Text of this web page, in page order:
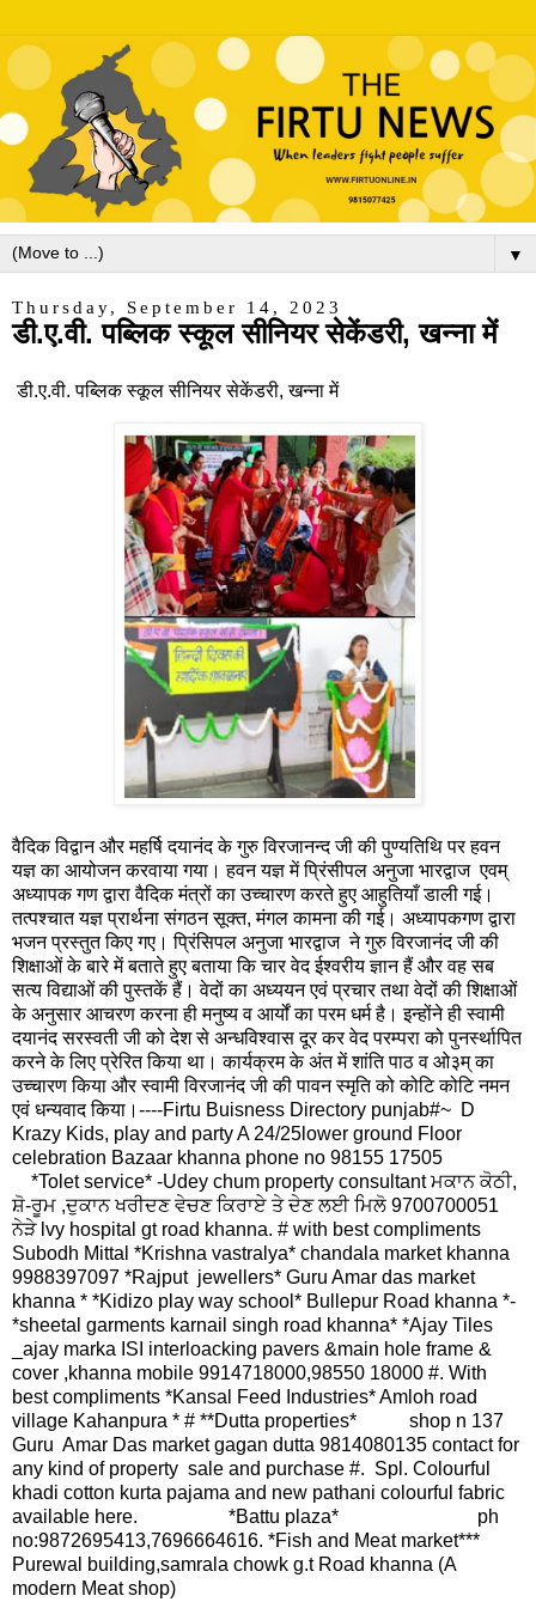
▼
Thursday, September 14, 2023
डी.ए.वी. पब्लिक स्कूल सीनियर सेकेंडरी, खन्ना में
डी.ए.वी. पब्लिक स्कूल सीनियर सेकेंडरी, खन्ना में
वैदिक विद्वान और महर्षि दयानंद के गुरु विरजानन्द जी की पुण्यतिथि पर हवन
यज्ञ का आयोजन करवाया गया। हवन यज्ञ में प्रिंसीपल अनुजा भारद्वाज एवम्
अध्यापक गण द्वारा वैदिक मंत्रों का उच्चारण करते हुए आहुतियाँ डाली गई।
तत्पश्चात यज्ञ प्रार्थना संगठन सूक्त, मंगल कामना की गई। अध्यापकगण द्वारा
भजन प्रस्तुत किए गए। प्रिंसिपल अनुजा भारद्वाज ने गुरु विरजानंद जी की
शिक्षाओं के बारे में बताते हुए बताया कि चार वेद ईश्वरीय ज्ञान हैं और वह सब
सत्य विद्याओं की पुस्तकें हैं। वेदों का अध्ययन एवं प्रचार तथा वेदों की शिक्षाओं
के अनुसार आचरण करना ही मनुष्य व आर्यों का परम धर्म है। इन्होंने ही स्वामी
दयानंद सरस्वती जी को देश से अन्धविश्वास दूर कर वेद परम्परा को पुनर्स्थापित
करने के लिए प्रेरित किया था। कार्यक्रम के अंत में शांति पाठ व ओ३म् का
उच्चारण किया और स्वामी विरजानंद जी की पावन स्मृति को कोटि कोटि नमन
एवं धन्यवाद किया।----Firtu Buisness Directory punjab#~ D
Krazy Kids, play and party A 24/25lower ground Floor
celebration Bazaar khanna phone no 98155 17505
*Tolet service* -Udey chum property consultant ਮਕਾਨ ਕੋਠੀ,
ਸ਼ੋ-ਰੂਮ ,ਦੁਕਾਨ ਖਰੀਦਣ ਵੇਚਣ ਕਿਰਾਏ ਤੇ ਦੇਣ ਲਈ ਮਿਲੋ 9700700051
ਨੇੜੇ lvy hospital gt road khanna. # with best compliments
Subodh Mittal *Krishna vastralya* chandala market khanna
9988397097 *Rajput jewellers* Guru Amar das market
khanna * *Kidizo play way school* Bullepur Road khanna *-
*sheetal garments karnail singh road khanna* *Ajay Tiles
_ajay marka ISI interloacking pavers &main hole frame &
cover ,khanna mobile 9914718000,98550 18000 #. With
best compliments *Kansal Feed Industries* Amloh road
village Kahanpura * # **Dutta properties* shop n 137
Guru Amar Das market gagan dutta 9814080135 contact for
any kind of property sale and purchase #. Spl. Colourful
khadi cotton kurta pajama and new pathani colourful fabric
available here. *Battu plaza* ph
no:9872695413,7696664616. *Fish and Meat market***
Purewal building,samrala chowk g.t Road khanna (A
modern Meat shop)